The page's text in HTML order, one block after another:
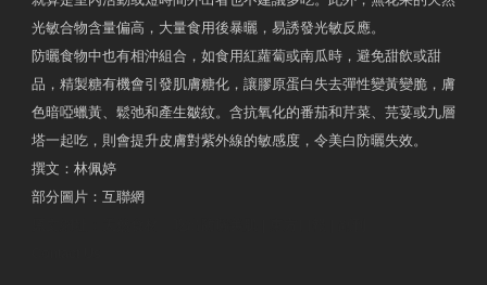
光敏合物含量偏高，大量食用後暴曬，易誘發光敏反應。
防曬食物中也有相沖組合，如食用紅蘿蔔或南瓜時，避免甜飲或甜
品，精製糖有機會引發肌膚糖化，讓膠原蛋白失去彈性變黃變脆，膚
色暗啞蠟黃、鬆弛和產生皺紋。含抗氧化的番茄和芹菜、芫荽或九層
塔一起吃，則會提升皮膚對紫外線的敏感度，令美白防曬失效。
撰文：林佩婷
部分圖片：互聯網